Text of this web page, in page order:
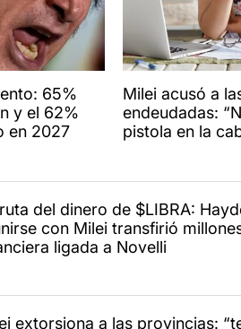
65%
y el 62%
en 2027
Milei acusó a
endeudadas:
pistola en la
del dinero de $LIBRA:
con Milei transfirió
ligada a Novelli
extorsiona a las provincias: